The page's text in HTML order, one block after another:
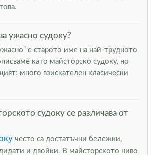
ужасно судоку?
е старото име на най-трудното
като майсторско судоку, но
много взискателен класически
судоку се различава от
често са достатъчни бележки,
и двойки. В майсторското ниво